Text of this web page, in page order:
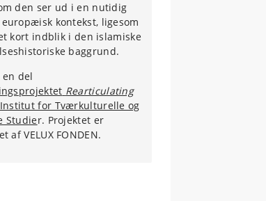
den ser ud i en nutidig
kontekst, ligesom
kort indblik i den islamiske
baggrund.
del
Rearticulating
Institut for Tværkulturelle og
Studier. Projektet er
af VELUX FONDEN.